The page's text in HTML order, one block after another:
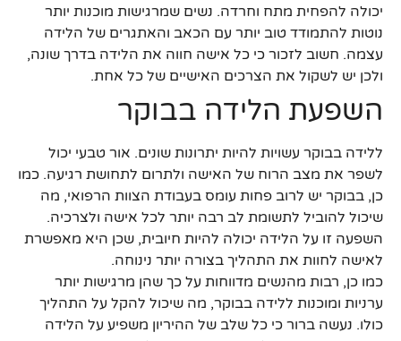
יכולה להפחית מתח וחרדה. נשים שמרגישות מוכנות יותר
נוטות להתמודד טוב יותר עם הכאב והאתגרים של הלידה
עצמה. חשוב לזכור כי כל אישה חווה את הלידה בדרך שונה,
ולכן יש לשקול את הצרכים האישיים של כל אחת.
השפעת הלידה בבוקר
ללידה בבוקר עשויות להיות יתרונות שונים. אור טבעי יכול
לשפר את מצב הרוח של האישה ולתרום לתחושת רגיעה. כמו
כן, בבוקר יש לרוב פחות עומס בעבודת הצוות הרפואי, מה
שיכול להוביל לתשומת לב רבה יותר לכל אישה ולצרכיה.
השפעה זו על הלידה יכולה להיות חיובית, שכן היא מאפשרת
לאישה לחוות את התהליך בצורה יותר נינוחה.
כמו כן, רבות מהנשים מדווחות על כך שהן מרגישות יותר
ערניות ומוכנות ללידה בבוקר, מה שיכול להקל על התהליך
כולו. נעשה ברור כי כל שלב של ההיריון משפיע על הלידה